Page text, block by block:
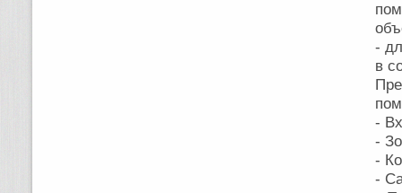
-
в
-
-
-
-